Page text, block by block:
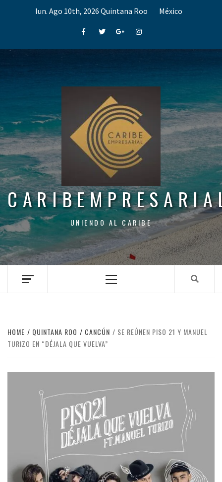
lun. Ago 10th, 2026 Quintana Roo México
FacebookTwitterGoogle+Instagram
UNIENDO AL CARIBE
Menu
HOME QUINTANA ROO CANCÚN
SE REÚNEN PISO 21 Y MANUEL
TURIZO EN “DÉJALA QUE VUELVA”